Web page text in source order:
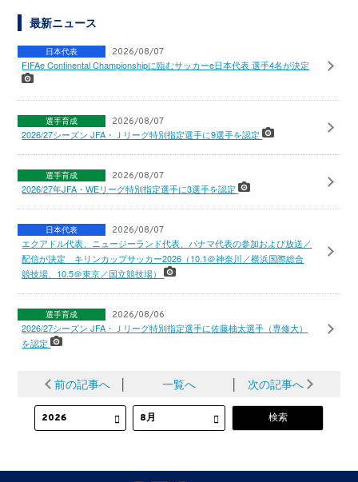
最新ニュース
日本代表 2026/08/07
FIFAe Continental Championshipに臨むサッカーe日本代表 選手4名が決定
選手育成 2026/08/07
2026/27シーズン JFA・Ｊリーグ特別指定選手に9選手を認定
選手育成 2026/08/07
2026/27年JFA・WEリーグ特別指定選手に3選手を認定
日本代表 2026/08/07
エクアドル代表、ニュージーランド代表、パナマ代表の参加および放送／
配信が決定 キリンカップサッカー2026（10.1＠神奈川／横浜国際総合
競技場、10.5＠東京／国立競技場）
選手育成 2026/08/06
2026/27シーズン JFA・Ｊリーグ特別指定選手に佐藤柚太選手（専修大）
を認定
前の記事へ │ 一覧へ │ 次の記事へ